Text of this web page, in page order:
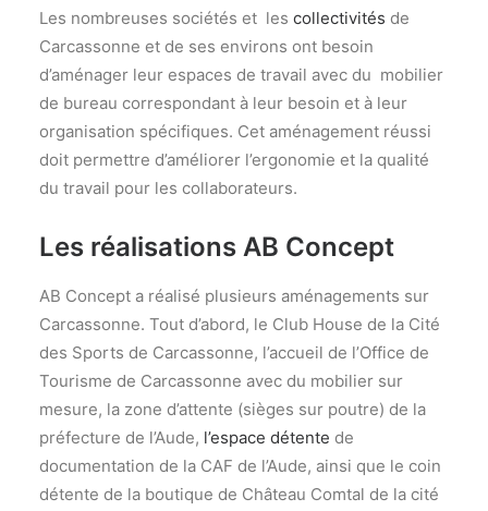
Une question ? Un projet ? CONTACTEZ-NOUS
CONDITIONS GÉNÉRALES DE VENTE
Recherche
Les nombreuses sociétés et les collectivités de
Carcassonne et de ses environs ont besoin
d’aménager leur espaces de travail avec du mobilier
de bureau correspondant à leur besoin et à leur
organisation spécifiques. Cet aménagement réussi
doit permettre d’améliorer l’ergonomie et la qualité
du travail pour les collaborateurs.
Les réalisations AB Concept
AB Concept a réalisé plusieurs aménagements sur
Carcassonne. Tout d’abord, le Club House de la Cité
des Sports de Carcassonne, l’accueil de l’Office de
Tourisme de Carcassonne avec du mobilier sur
mesure, la zone d’attente (sièges sur poutre) de la
préfecture de l’Aude, l’espace détente de
documentation de la CAF de l’Aude, ainsi que le coin
détente de la boutique de Château Comtal de la cité